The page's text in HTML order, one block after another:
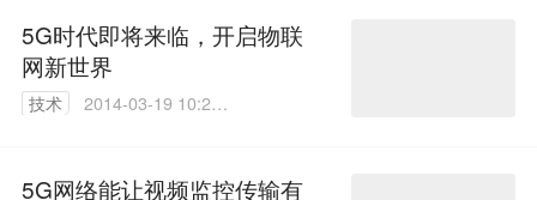
5G时代即将来临，开启物联
网新世界
技术
2014-03-19 10:21:
5G网络能让视频监控传输有